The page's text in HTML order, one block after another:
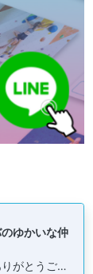
ゆかいな仲
りがとうご…